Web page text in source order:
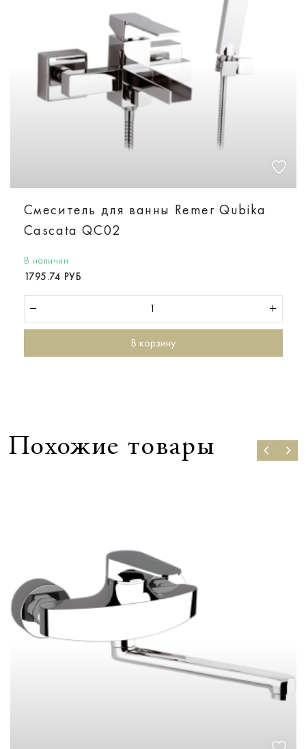
Смеситель для ванны Remer Qubika
Cascata QC02
В наличии
1795.74 РУБ
В корзину
Похожие товары